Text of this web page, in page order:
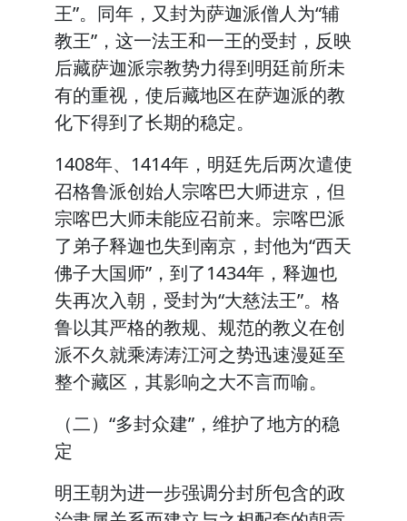
王”。同年，又封为萨迦派僧人为“辅
教王”，这一法王和一王的受封，反映
后藏萨迦派宗教势力得到明廷前所未
有的重视，使后藏地区在萨迦派的教
化下得到了长期的稳定。
1408年、1414年，明廷先后两次遣使
召格鲁派创始人宗喀巴大师进京，但
宗喀巴大师未能应召前来。宗喀巴派
了弟子释迦也失到南京，封他为“西天
佛子大国师”，到了1434年，释迦也
失再次入朝，受封为“大慈法王”。格
鲁以其严格的教规、规范的教义在创
派不久就乘涛涛江河之势迅速漫延至
整个藏区，其影响之大不言而喻。
（二）“多封众建”，维护了地方的稳
定
明王朝为进一步强调分封所包含的政